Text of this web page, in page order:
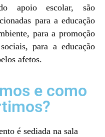
apoio escolar, são
para a educação
para a promoção
para a educação
afetos.
e como
é sediada na sala